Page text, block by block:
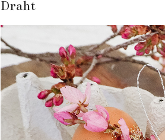
Draht